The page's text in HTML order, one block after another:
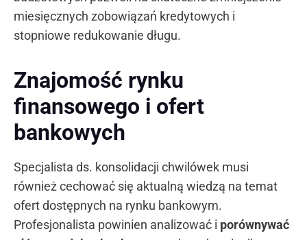
miesięcznych zobowiązań kredytowych i
stopniowe redukowanie długu.
Znajomość rynku
finansowego i ofert
bankowych
Specjalista ds. konsolidacji chwilówek musi
również cechować się aktualną wiedzą na temat
ofert dostępnych na rynku bankowym.
Profesjonalista powinien analizować i porównywać